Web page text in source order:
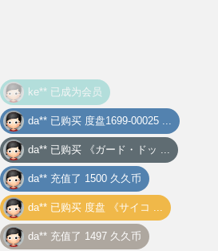
da** 已购买《ガード・ドッ ...
da** 充值了 1500 久久币
da** 已购买度盘 《サイコ ...
da** 充值了 1497 久久币
24** 已购买度盘 《关系201 ...